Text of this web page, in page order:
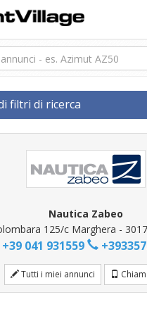
filtri di ricerca
Nautica Zabeo
125/c Marghera -
041 931559
Tutti i miei annunci